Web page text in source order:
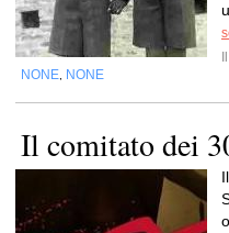
NONE NONE
Il comitato dei